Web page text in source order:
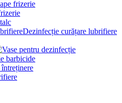
Dezinfecție curățare lubrifiere